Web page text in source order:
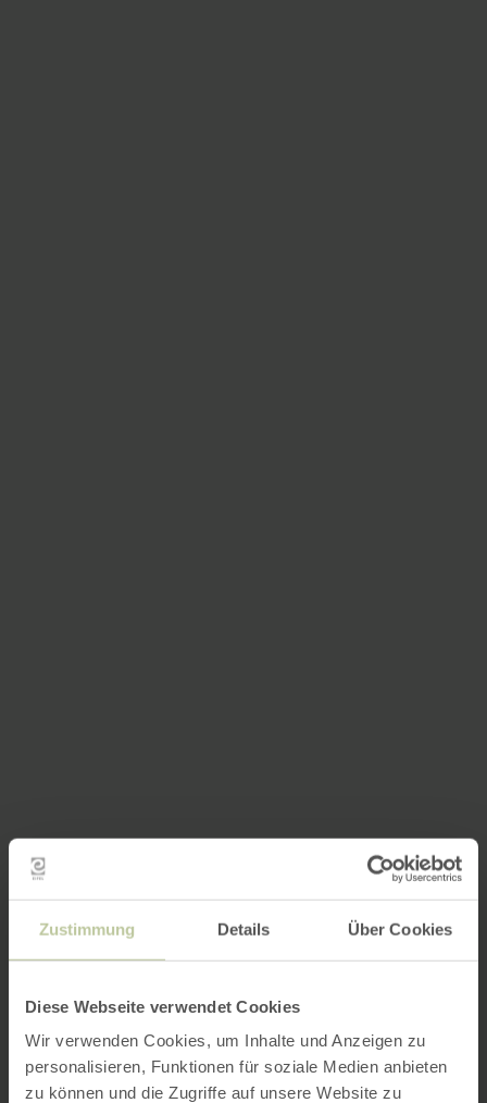
Zustimmung Details Über Cookies
Diese Webseite verwendet Cookies
Wir verwenden Cookies, um Inhalte und Anzeigen zu
personalisieren, Funktionen für soziale Medien anbieten
zu können und die Zugriffe auf unsere Website zu